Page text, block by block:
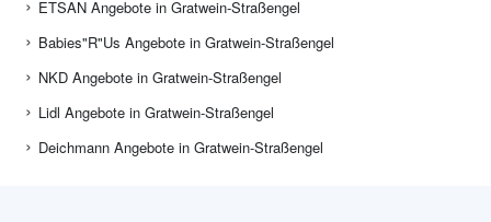
ETSAN Angebote in Gratwein-Straßengel
Babies"R"Us Angebote in Gratwein-Straßengel
NKD Angebote in Gratwein-Straßengel
Lidl Angebote in Gratwein-Straßengel
Deichmann Angebote in Gratwein-Straßengel